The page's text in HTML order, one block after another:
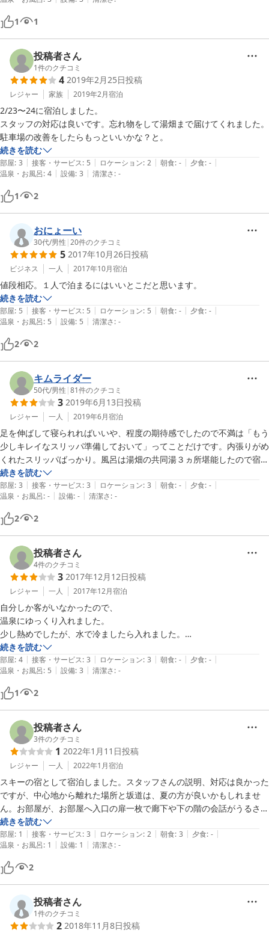
1 1
投稿者さん
1件のクチコミ
4 2019年2月25日投稿
レジャー 家族 2019年2月宿泊
2/23〜24に宿泊しました。
スタッフの対応は良いです。忘れ物をして湯畑まで届けてくれました。
駐車場の改善をしたらもっといいかな？と。
続きを読む
部屋: 3 | 接客・サービス: 5 | ロケーション: 2 | 朝食: - | 夕食: - |
温泉・お風呂: 4 | 設備: 3 | 清潔さ: -
1 2
おにょーい
30代/男性 |20件のクチコミ
5 2017年10月26日投稿
ビジネス 一人 2017年10月宿泊
値段相応。１人で泊まるにはいいとこだと思います。
続きを読む
部屋: 5 | 接客・サービス: 5 | ロケーション: 5 | 朝食: - | 夕食: - |
温泉・お風呂: 5 | 設備: 5 | 清潔さ: -
2 2
キムライダー
50代/男性 |81件のクチコミ
3 2019年6月13日投稿
レジャー 一人 2019年6月宿泊
足を伸ばして寝られればいいや、程度の期待感でしたので不満は「もう
少しキレイなスリッパ準備しておいて」ってことだけです。内張りがめ
くれたスリッパばっかり。風呂は湯畑の共同湯３ヵ所堪能したので宿で
は入りませんでした。廊下にある男女別共同トイレがウォシュレットだ
ったことはよかったです。スタッフの方はチェックイン時に簡単な説明
で顔を合わせたのみ。「チェックアウト時は不在となりますのでフロン
トカウンターに鍵置いていってくれれば結構です」とのことでした。ナ
イスな距離感です。
続きを読む
部屋: 3 | 接客・サービス: 3 | ロケーション: 3 | 朝食: - | 夕食: - |
温泉・お風呂: - | 設備: - | 清潔さ: -
2 2
投稿者さん
4件のクチコミ
3 2017年12月12日投稿
レジャー 一人 2017年12月宿泊
自分しか客がいなかったので、
温泉にゆっくり入れました。
少し熱めでしたが、水で冷ましたら入れました。
部屋が広く、有料でしたがストーブがあったので快適に過ごせました。
夜中、0時から3時ごろの間に、
下で大学生が飲み会をやっている音が聞こえました。
目が覚めるくらいの音ではありました。
また、家主が不在の時間帯、ロビーのストーブがつけっぱなし
だったのが気になりました。
値段が安く、高台で見晴らしが良かった点を踏まえれば満足できると思
続きを読む
部屋: 4 | 接客・サービス: 3 | ロケーション: 3 | 朝食: - | 夕食: - |
温泉・お風呂: 5 | 設備: 3 | 清潔さ: -
1 2
投稿者さん
3件のクチコミ
1 2022年1月11日投稿
レジャー 一人 2022年1月宿泊
スキーの宿として宿泊しました。スタッフさんの説明、対応は良かった
ですが、中心地から離れた場所と坂道は、夏の方が良いかもしれませ
ん。お部屋が、お部屋へ入口の扉一枚で廊下や下の階の会話がうるさ
く、タバコ臭さが強く、暖房は石油ファンヒーターだけ。温泉も、期待
した設備でなく一つだけ、温度も低めでリピートは出来そうもないと思
いました。
続きを読む
部屋: 1 | 接客・サービス: 3 | ロケーション: 2 | 朝食: 3 | 夕食: - |
温泉・お風呂: 1 | 設備: 1 | 清潔さ: -
2
投稿者さん
1件のクチコミ
2 2018年11月8日投稿